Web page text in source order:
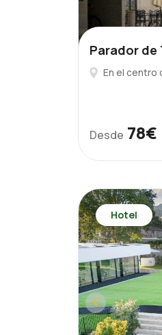
Parador de
En el centro
Desde 78€
Hotel